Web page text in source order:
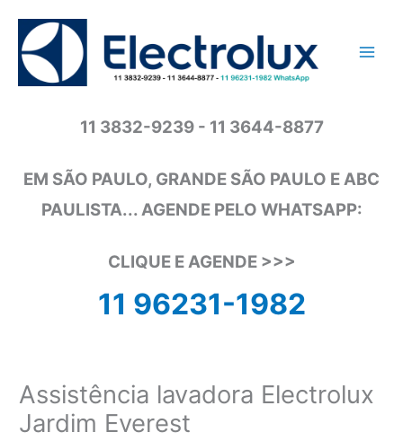
conteúdo
11 3832-9239 - 11 3644-8877
EM SÃO PAULO, GRANDE SÃO PAULO E ABC
PAULISTA... AGENDE PELO WHATSAPP:
CLIQUE E AGENDE >>>
11 96231-1982
Assistência lavadora Electrolux
Jardim Everest